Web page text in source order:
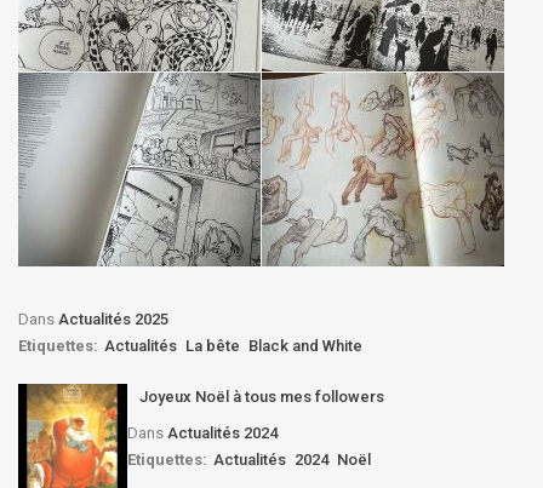
Dans Actualités 2025
Etiquettes: Actualités La bête Black and White
Joyeux Noël à tous mes followers
Dans Actualités 2024
Etiquettes: Actualités 2024 Noël